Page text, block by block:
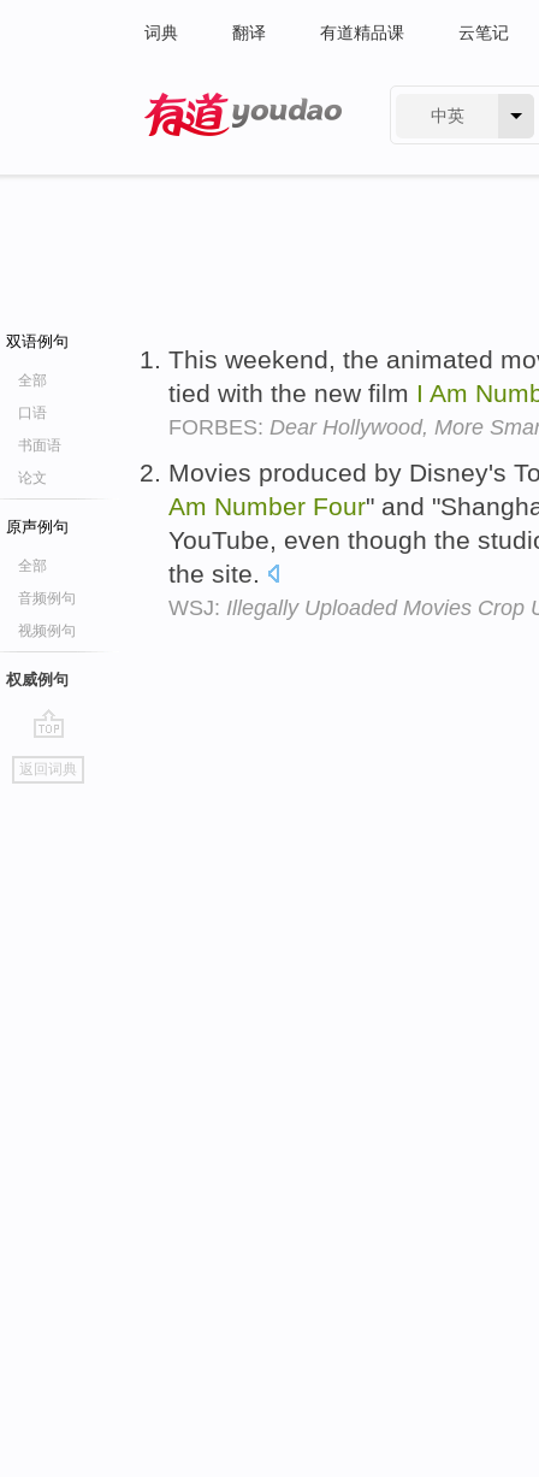
词典 翻译 有道精品课 云笔记
中英
双语例句
全部
口语
书面语
论文
原声例句
全部
音频例句
视频例句
权威例句
go
top
返回词典
This weekend, the animated
tied with the new film I Am
FORBES: Dear Hollywood, More
Movies produced by Disney's
Am Number Four" and
YouTube, even though the
the site.
WSJ: Illegally Uploaded Movies Crop